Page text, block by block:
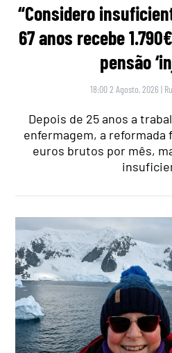
“Considero
67 anos recebe
pensão
18:00 2 Agosto, 2026 |
Depois de 25 anos a
enfermagem, a reformada
euros brutos por mês,